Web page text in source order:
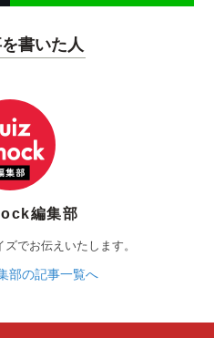
書いた人
編集部
でお伝えいたします。
部の記事一覧へ